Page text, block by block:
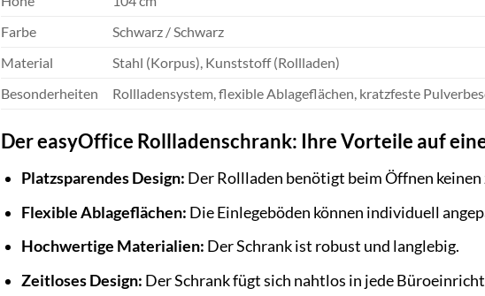
Farbe
Schwarz / Schwarz
Material
Stahl (Korpus), Kunststoff (Rollladen)
Besonderheiten
Rollladensystem, flexible Ablageflächen, kratzfeste
Der easyOffice Rollladenschrank: Ihre Vorteile auf
Platzsparendes Design: Der Rollladen benötigt beim Öffnen
Flexible Ablageflächen: Die Einlegeböden können individuell
Hochwertige Materialien: Der Schrank ist robust und langlebig.
Zeitloses Design: Der Schrank fügt sich nahtlos in jede